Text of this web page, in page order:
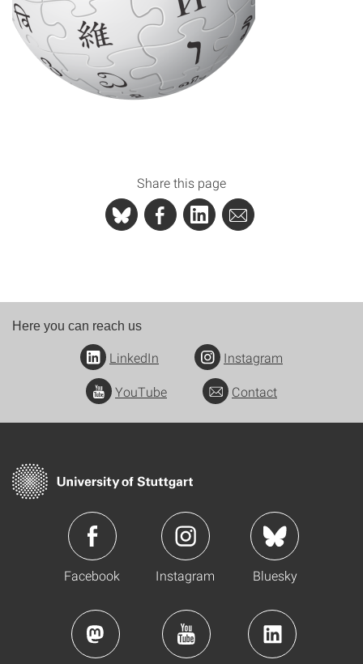
Share this page
Here you can reach us
LinkedIn
Instagram
YouTube
Contact
Facebook Instagram Bluesky